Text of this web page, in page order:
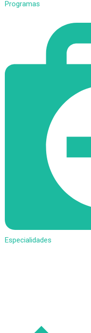
Programas
Especialidades